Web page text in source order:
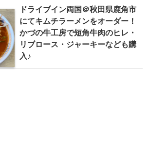
ドライブイン両国＠秋田県鹿角市
にてキムチラーメンをオーダー！
かづの牛工房で短角牛肉のヒレ・
リブロース・ジャーキーなども購
入♪